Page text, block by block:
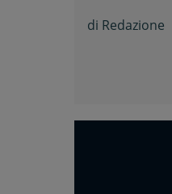
Nicola
di Redazione